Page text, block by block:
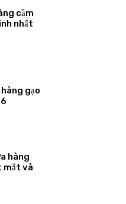
cầm
nhất
gạo
hàng
mắt và